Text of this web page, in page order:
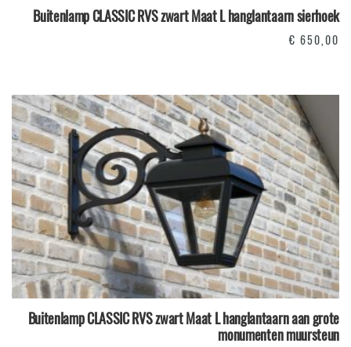
Buitenlamp CLASSIC RVS zwart Maat L hanglantaarn sierhoek
€ 650,00
Buitenlamp CLASSIC RVS zwart Maat L hanglantaarn aan grote
monumenten muursteun